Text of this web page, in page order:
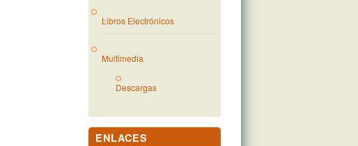
Libros Electrónicos
Multimedia
Descargas
ENLACES